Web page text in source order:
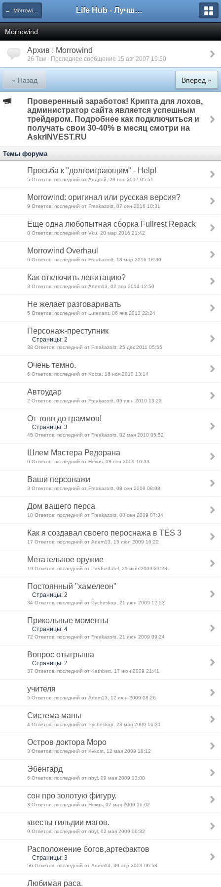
← Morrowind & Oblivion Life Hub - Лучшие компьютерные игры мира
Morrowind
Архив : Morrowind
26 Тем · Последнее сообщение 15 авг 2007 19:50
« Назад Вперед »
Проверенный заработок! Крипта для лохов,
администратор сайта является успешным
трейдером. Подробнее как подключиться и
получать свои 30-40% в месяц смотри на
AskrINVEST.RU
Темы форума
Просьба к "долгоиграющим" - Help!
5 Ответов: последний от Андрей, 29 ноя 2017 05:51
Morrowind: оригинал или русская версия?
9 Ответов: последний от Freakazoitt, 07 сен 2016 10:31
Еще одна любопытная сборка Fullrest Repack
0 Ответов: последний от Vku, 20 мар 2016 21:42
Morrowind Overhaul
6 Ответов: последний от Freakazoitt, 18 мар 2016 18:30
Как отключить левитацию?
3 Ответов: последний от Artem13, 02 апр 2014 12:50
Не желает разговаривать
5 Ответов: последний от Lutenant, 06 янв 2013 22:24
Персонаж-преступник
Страницы: 2
38 Ответов: последний от Freakazoitt, 25 дек 2011 05:55
Очень темно.
6 Ответов: последний от Kocta, 16 ноя 2010 13:14
Автоудар
2 Ответов: последний от Freakazoitt, 05 июн 2010 13:23
От тонн до граммов!
Страницы: 3
45 Ответов: последний от Freakazoitt, 02 мая 2010 05:52
Шлем Мастера Редорана
6 Ответов: последний от Hexus, 08 сен 2009 10:33
Ваши персонажи
3 Ответов: последний от Freakazoitt, 08 сен 2009 08:08
Дом вашего перса
10 Ответов: последний от Freakazoitt, 08 сен 2009 07:34
Как я создавал своего пероснажа в TES 3
17 Ответов: последний от Artem13, 15 июл 2009 16:22
Метательное оружие
19 Ответов: последний от Predsedatel, 25 июн 2009 21:28
Постоянный "хамелеон"
Страницы: 2
34 Ответов: последний от Pycheskop, 21 июн 2009 12:53
Прикольные моменты
Страницы: 4
72 Ответов: последний от Freakazoitt, 21 июн 2009 09:24
Вопрос отыгрыша
Страницы: 2
37 Ответов: последний от Kathbert, 17 июн 2009 21:41
учителя
5 Ответов: последний от Artem13, 12 июн 2009 08:26
Система маны
4 Ответов: последний от Pycheskop, 23 мая 2009 16:31
Остров доктора Моро
3 Ответов: последний от Kvkost, 12 мая 2009 18:12
Эбенгард
6 Ответов: последний от nbyl, 09 мая 2009 13:00
сон про золотую фигуру.
3 Ответов: последний от Hexus, 07 мая 2009 16:02
квесты гильдии магов.
9 Ответов: последний от nbyl, 02 мая 2009 06:32
Расположение богов,артефактов
Страницы: 3
56 Ответов: последний от Artem13, 30 апр 2009 06:58
Любимая раса.